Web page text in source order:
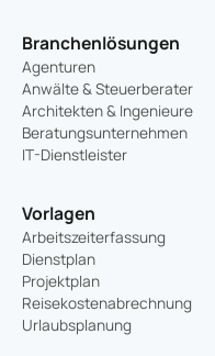
Branchenlösungen
Agenturen
Anwälte & Steuerberater
Architekten & Ingenieure
Beratungsunternehmen
IT-Dienstleister
Vorlagen
Arbeitszeiterfassung
Dienstplan
Projektplan
Reisekostenabrechnung
Urlaubsplanung